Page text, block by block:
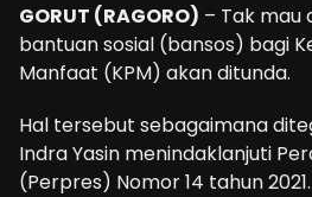
GORUT (RAGORO) – Tak mau
bantuan sosial (bansos) bagi
Manfaat (KPM) akan ditunda.
Hal tersebut sebagaimana
Indra Yasin menindaklanjuti
(Perpres) Nomor 14 tahun 2021.